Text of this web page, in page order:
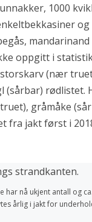
1000
og
oppgitt i
(nær
(sårbar) rødlistet.
gråmåke
fra jakt først i
har nå ukjent antall og
årlig i jakt for